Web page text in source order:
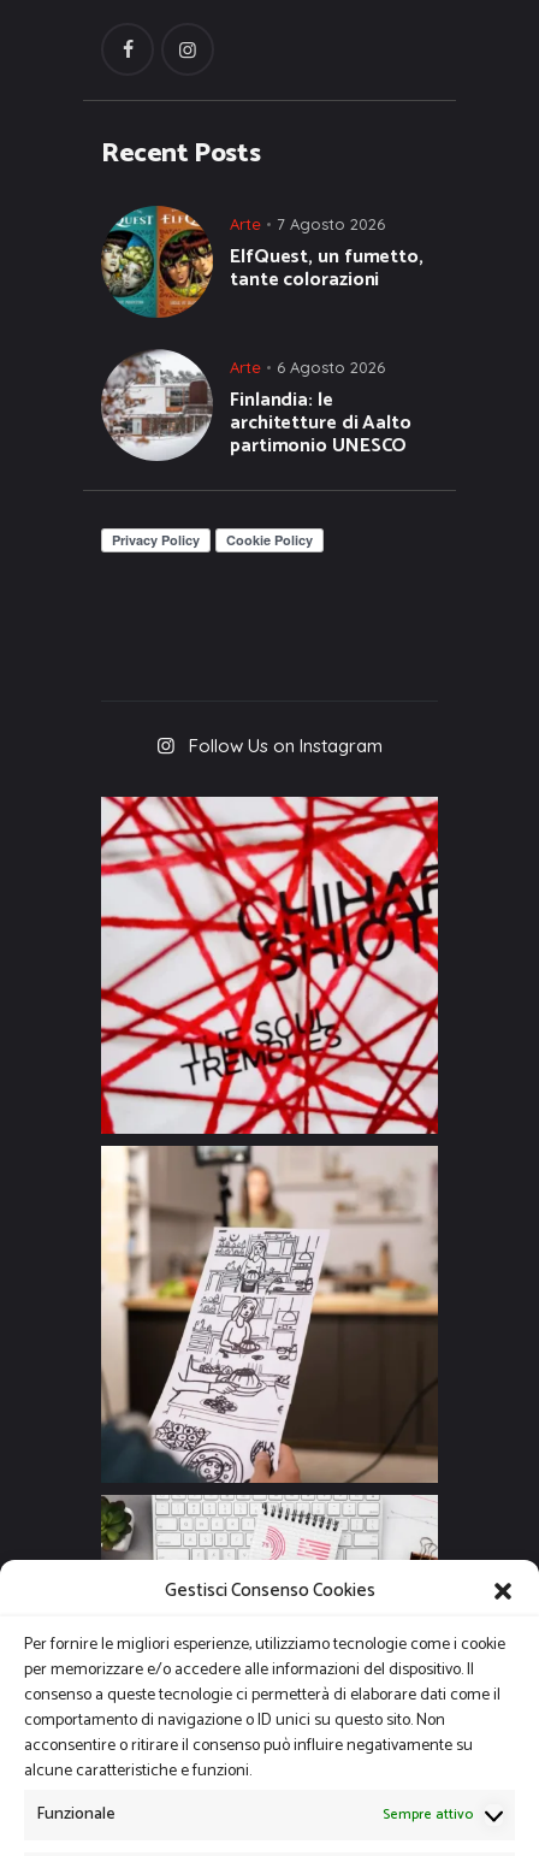
Gestisci Consenso Cookies
Per fornire le migliori esperienze, utilizziamo tecnologie come i cookie
per memorizzare e/o accedere alle informazioni del dispositivo. Il
consenso a queste tecnologie ci permetterà di elaborare dati come il
comportamento di navigazione o ID unici su questo sito. Non
acconsentire o ritirare il consenso può influire negativamente su
alcune caratteristiche e funzioni.
Funzionale
Sempre attivo
Recent Posts
Arte 7 Agosto 2026
ElfQuest, un fumetto,
tante colorazioni
Arte 6 Agosto 2026
Finlandia: le
architetture di Aalto
partimonio UNESCO
Follow Us on Instagram